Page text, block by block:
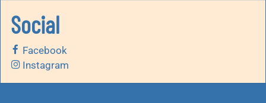
Social
Facebook
Instagram